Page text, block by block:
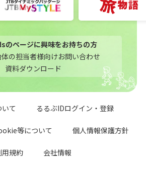
のページに興味をお持ちの方
の担当者様向けお問い合わせ
資料ダウンロード
て るるぶIDログイン・登録
等について 個人情報保護方針
用規約 会社情報